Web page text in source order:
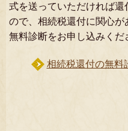
式を送っていただければ
ので、相続税還付に関心
無料診断をお申し込みくだ
相続税還付の無料